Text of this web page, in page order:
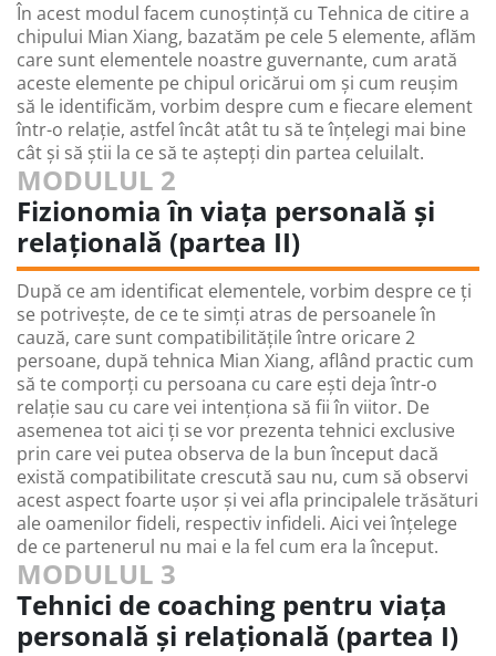
În acest modul facem cunoștință cu Tehnica de citire a
chipului Mian Xiang, bazatăm pe cele 5 elemente, aflăm
care sunt elementele noastre guvernante, cum arată
aceste elemente pe chipul oricărui om și cum reușim
să le identificăm, vorbim despre cum e fiecare element
într-o relație, astfel încât atât tu să te înțelegi mai bine
cât și să știi la ce să te aștepți din partea celuilalt.
MODULUL 2
Fizionomia în viața personală și
relațională (partea II)
După ce am identificat elementele, vorbim despre ce ți
se potrivește, de ce te simți atras de persoanele în
cauză, care sunt compatibilitățile între oricare 2
persoane, după tehnica Mian Xiang, aflând practic cum
să te comporți cu persoana cu care ești deja într-o
relație sau cu care vei intenționa să fii în viitor. De
asemenea tot aici ți se vor prezenta tehnici exclusive
prin care vei putea observa de la bun început dacă
există compatibilitate crescută sau nu, cum să observi
acest aspect foarte ușor și vei afla principalele trăsături
ale oamenilor fideli, respectiv infideli. Aici vei înțelege
de ce partenerul nu mai e la fel cum era la început.
MODULUL 3
Tehnici de coaching pentru viața
personală și relațională (partea I)